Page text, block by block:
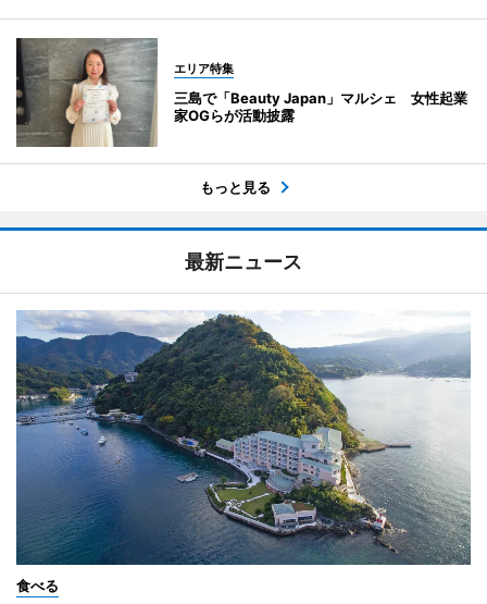
エリア特集
三島で「Beauty Japan」マルシェ 女性起業
家OGらが活動披露
もっと見る
最新ニュース
食べる